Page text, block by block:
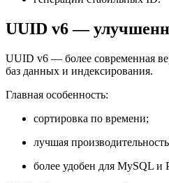
UUID v6 —
UUID v6 — более современная
баз данных и индексирования.
Главная особенность:
сортировка по времени;
лучшая
более удобен для MySQL и